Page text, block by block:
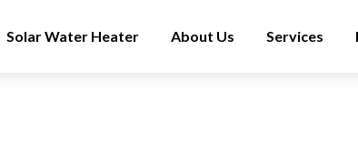
Solar Water Heater About Us Services